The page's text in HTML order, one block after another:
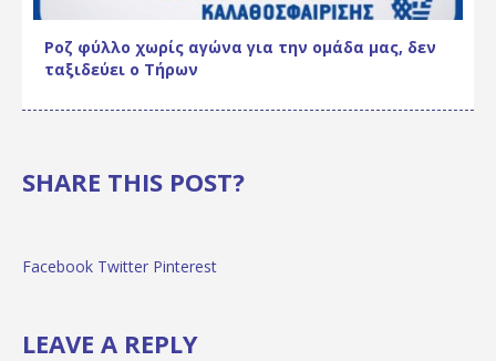
Ροζ φύλλο χωρίς αγώνα για την ομάδα μας, δεν
ταξιδεύει ο Τήρων
SHARE THIS POST?
Facebook Twitter Pinterest
LEAVE A REPLY